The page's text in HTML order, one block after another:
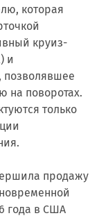
которая
круиз-
и
позволявшее
на поворотах.
только
продажу
года в США